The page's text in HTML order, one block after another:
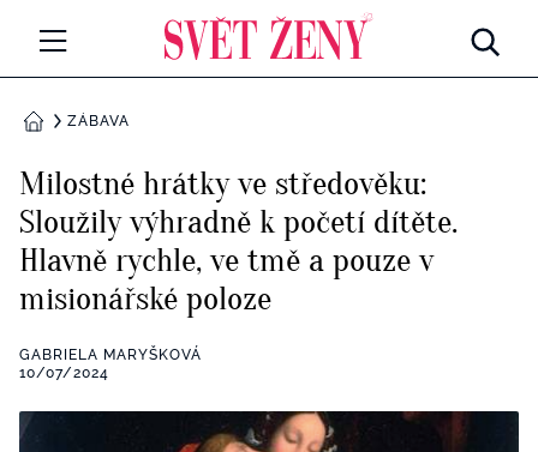
Všechny kategorie
Rozhovory
RETROHUBKY
PSYCHOLOGIE
Seberozvoj
ZDRAVÍ
ZÁBAVA
DOMŮZÁBAVA
Milostné hrátky ve středověku:
Sloužily výhradně k početí dítěte.
Hlavně rychle, ve tmě a pouze v
misionářské poloze
GABRIELA MARYŠKOVÁ
10/07/2024